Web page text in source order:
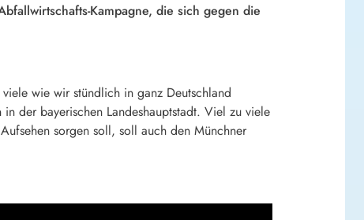
Kampagne, die sich gegen die
wie wir stündlich in ganz Deutschland
der bayerischen Landeshauptstadt. Viel zu viele
sorgen soll, soll auch den Münchner